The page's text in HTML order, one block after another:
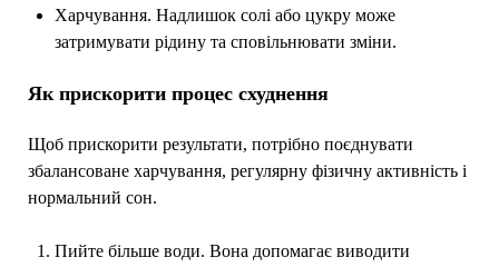
Харчування. Надлишок солі або цукру може
затримувати рідину та сповільнювати зміни.
Як прискорити процес схуднення
Щоб прискорити результати, потрібно поєднувати
збалансоване харчування, регулярну фізичну активність і
нормальний сон.
Пийте більше води. Вона допомагає виводити